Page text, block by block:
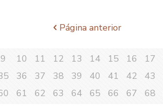
Página anterior
9 10 11 12 13 14 15 16 17
36 37 38 39 40 41 42 43
61 62 63 64 65 66 67 68